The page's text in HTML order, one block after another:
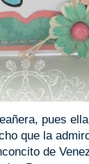
pues
que la
de